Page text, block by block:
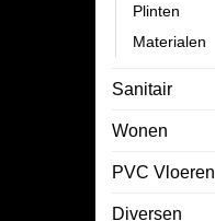
Plinten
Materialen
Sanitair
Wonen
PVC Vloeren
Diversen